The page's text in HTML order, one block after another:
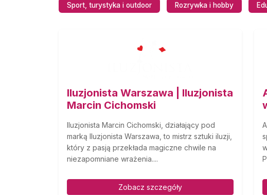
Sport, turystyka i outdoor Rozrywka i hobby
Iluzjonista Warszawa | Iluzjonista
Marcin Cichomski
Iluzjonista Marcin Cichomski, działający pod
marką Iluzjonista Warszawa, to mistrz sztuki iluzji,
który z pasją przekłada magiczne chwile na
niezapomniane wrażenia....
Zobacz szczegóły